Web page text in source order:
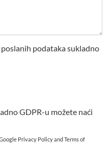
podataka sukladno
GDPR-u možete naći
Privacy PolicyandTerms of